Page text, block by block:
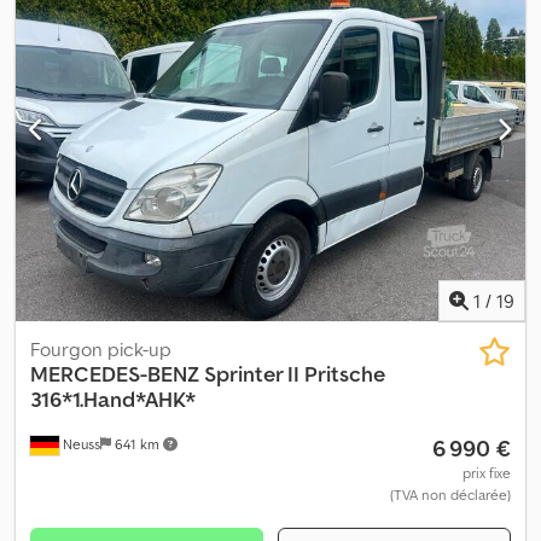
construction:2018, MERCEDES SPRINTER 316 CDI 2.2 – FOURGON
AVEC CAISSE EN ALUMINIUM, ANNEE 2018 – 229 706 KM –
LONGUEUR INTERIEURE 4300 MM – LARGEUR 2020 MM –
HAUTEUR 2350 MM – CHARGE UTILE 960 KG – ABS –
CLIMATISATION – VITRES ELECTRIQUES – 3 PLACES EN CABINE –
VERROUILLAGE CENTRAL – ABS – POUR PLUS D'INFORMATIONS,
CONTACTEZ DAVIDE AU 335 522 66 031. Dkedeztixyepfx Aqior
1 / 19
Neuss 641 km
Fourgon pick-up
MERCEDES-BENZ Sprinter II Pritsche
316*1.Hand*AHK*
6 990 €
prix fixe
(TVA non déclarée)